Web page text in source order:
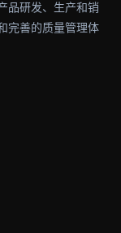
品研发、生产和销
完善的质量管理体